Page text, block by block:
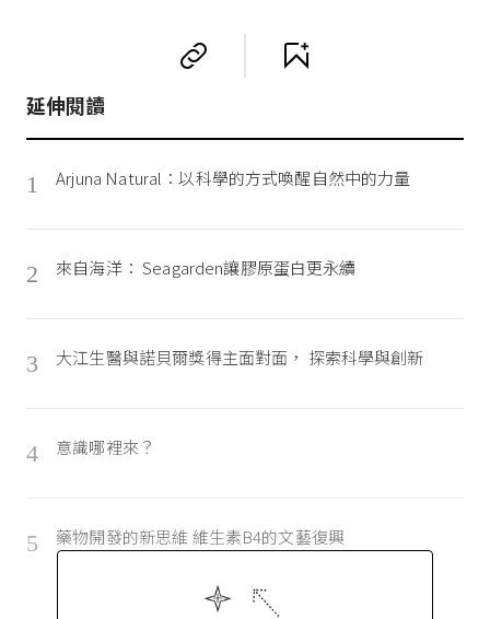
延伸閱讀
1 Arjuna Natural：以科學的方式喚醒自然中的力量
2 來自海洋： Seagarden讓膠原蛋白更永續
3 大江生醫與諾貝爾獎得主面對面， 探索科學與創新
4 意識哪裡來？
5 藥物開發的新思維 維生素B4的文藝復興